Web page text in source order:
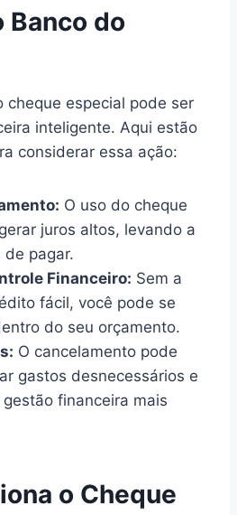
Banco do
cheque especial pode ser
inteligente. Aqui estão
considerar essa ação:
O uso do cheque
juros altos, levando a
pagar.
Financeiro: Sem a
fácil, você pode se
do seu orçamento.
O cancelamento pode
gastos desnecessários e
financeira mais
o Cheque